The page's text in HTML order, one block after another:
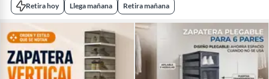
Retira hoy Llega mañana Retira mañana